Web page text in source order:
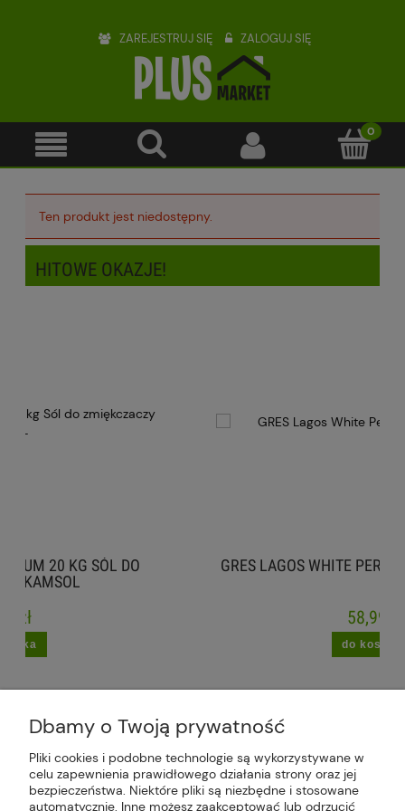
ZAREJESTRUJ SIĘ ZALOGUJ SIĘ
Ten produkt jest niedostępny.
HITOWE OKAZJE!
GRES LAGOS WHITE PERLA STANIN 60X120
Plus Market Sp. z o.o. | Zakręcie 2K, 22-300
Krasnystaw, woj. lubelskie | sklep@plus-market.pl
Dbamy o Twoją prywatność
Pliki cookies i podobne technologie są wykorzystywane w
celu zapewnienia prawidłowego działania strony oraz jej
bezpieczeństwa. Niektóre pliki są niezbędne i stosowane
automatycznie. Inne możesz zaakceptować lub odrzucić